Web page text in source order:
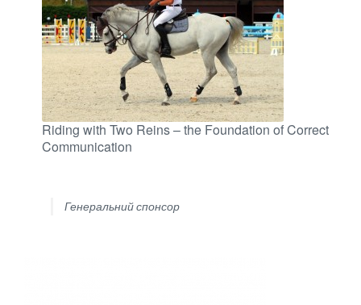
Riding with Two Reins – the Foundation of Correct
Communication
Генеральний спонсор